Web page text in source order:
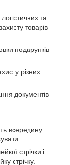
та
товарів
подарунків
різних
документів
всередину
стрічки і
стрічку.